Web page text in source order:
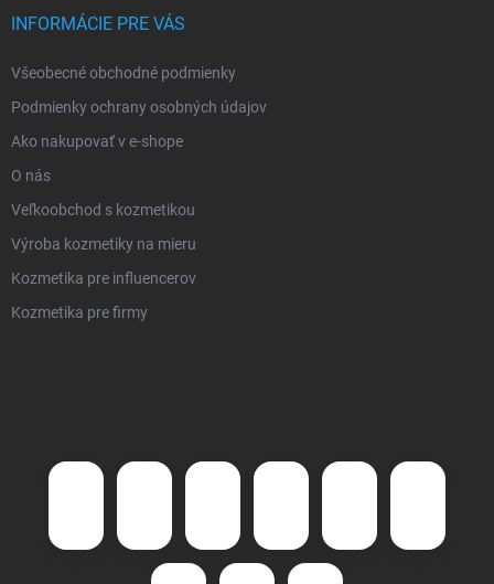
INFORMÁCIE PRE VÁS
Všeobecné obchodné podmienky
Podmienky ochrany osobných údajov
Ako nakupovať v e-shope
O nás
Veľkoobchod s kozmetikou
Výroba kozmetiky na mieru
Kozmetika pre influencerov
Kozmetika pre firmy